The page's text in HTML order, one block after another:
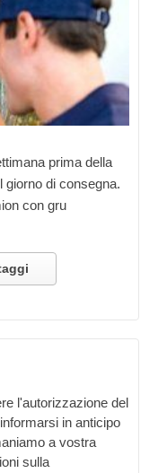
prima della
giorno di consegna.
con gru
l'autorizzazione del
in anticipo
a vostra
sulla